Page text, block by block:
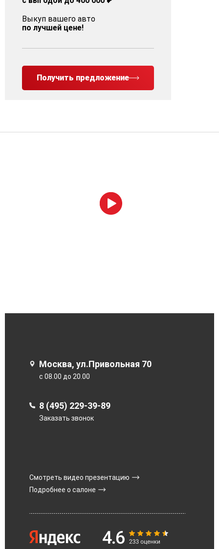
Выкуп вашего авто
по лучшей цене!
Получить предложение
Москва, ул.Привольная 70
с 08.00 до 20.00
8 (495) 229-39-89
Заказать звонок
Смотреть видео презентацию
Подробнее о салоне